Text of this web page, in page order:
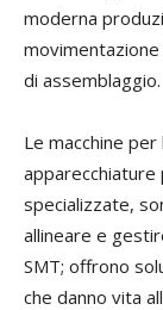
moderna
movimentazione
di assemblaggio.
Le macchine
apparecchiature
specializzate,
allineare e
SMT; offrono
che danno vita